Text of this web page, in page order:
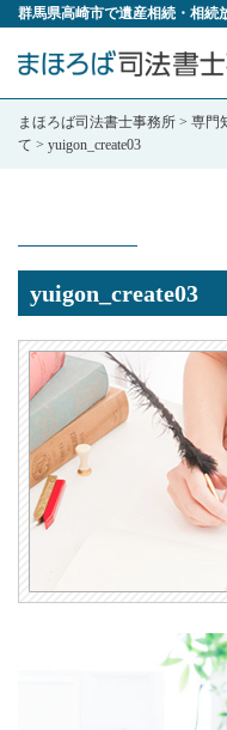
群馬県高崎市で遺産相続・相続
まほろば司法書士事務所 > 専門
て > yuigon_create03
yuigon_create03